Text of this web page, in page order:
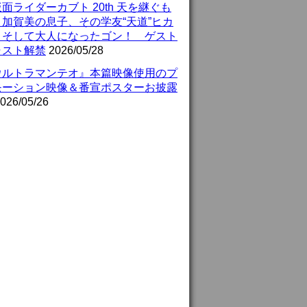
面ライダーカブト 20th 天を継ぐも
賀美の息子、その学友“天道”ヒカ
そして大人になったゴン！ ゲスト
スト解禁 2026/05/28
ルトラマンテオ』本篇映像使用のプ
ーション映像＆番宣ポスターお披露
05/26